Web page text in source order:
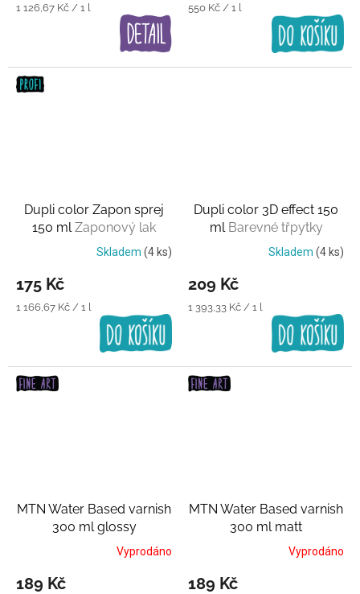
Měrná
1 126,67 Kč / 1 l
Měrná
550 Kč / 1 l
Dupli color Zapon sprej
150 mlZaponový lak
Skladem (4 ks)
175 Kč
Měrná
1 166,67 Kč / 1 l
Dupli color 3D effect 150
ml Barevné třpytky
Skladem (4 ks)
209 Kč
Měrná
1 393,33 Kč / 1 l
MTN Water Based varnish
300 ml glossy
Transparentní lakVyprodáno
189 Kč
MTN Water Based varnish
300 ml matt
Transparentní lakVyprodáno
189 Kč